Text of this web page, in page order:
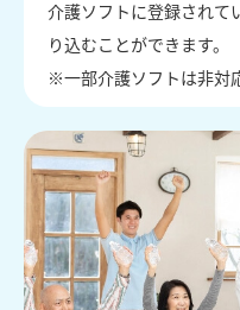
介護ソフトに登録されて
り込むことができます。
※一部介護ソフトは非対